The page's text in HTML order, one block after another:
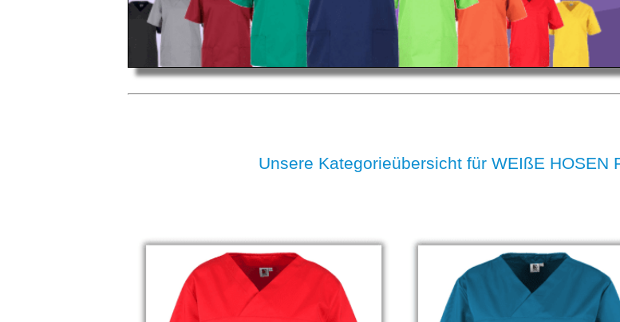
Unsere Kategorieübersicht für WEIßE HOSEN